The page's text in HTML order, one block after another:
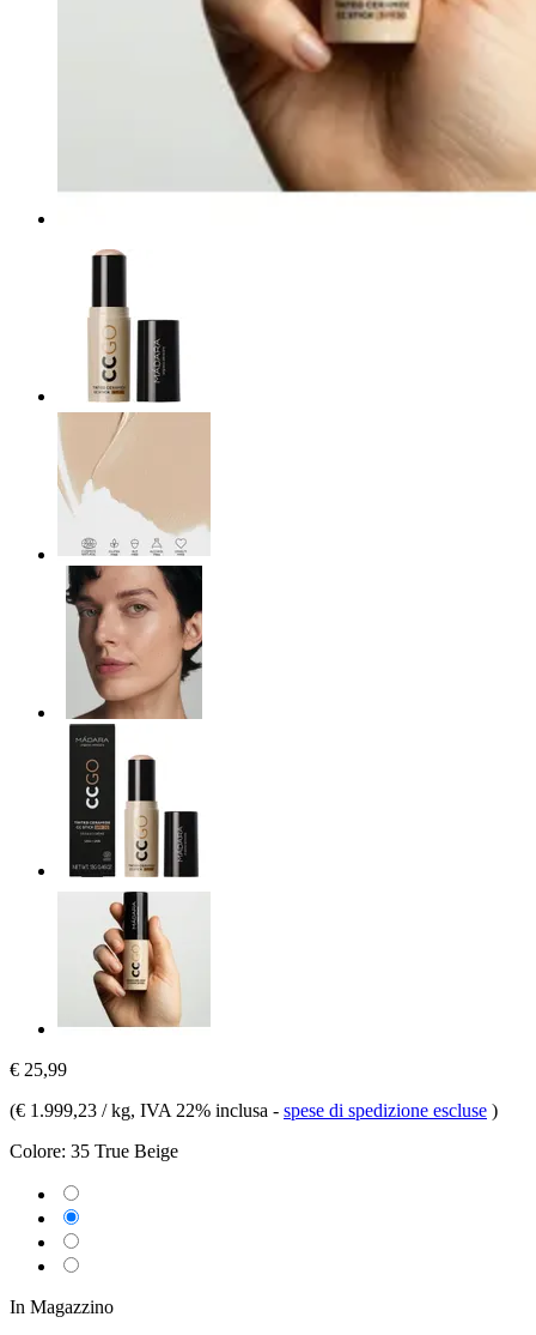
€ 25,99
(€ 1.999,23 / kg, IVA 22% inclusa - spese di spedizione escluse )
Colore: 35 True Beige
In Magazzino